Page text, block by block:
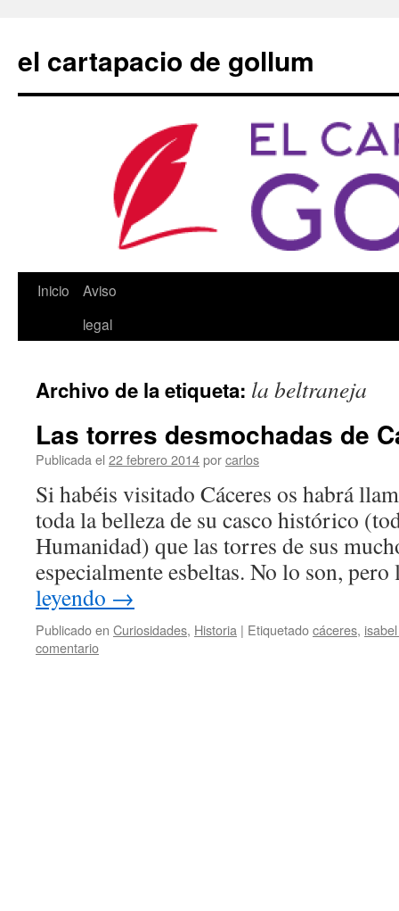
contenido
el cartapacio de gollum
Inicio
Aviso
legal
Archivo de la etiqueta: la beltraneja
Las torres desmochadas de
Publicada el 22 febrero 2014porcarlos
Si habéis visitado Cáceres os habrá
toda la belleza de su casco histórico
Humanidad) que las torres de sus
especialmente esbeltas. No lo son,
leyendo →
Publicado en Curiosidades, Historia | Etiquetadocáceres,
comentario